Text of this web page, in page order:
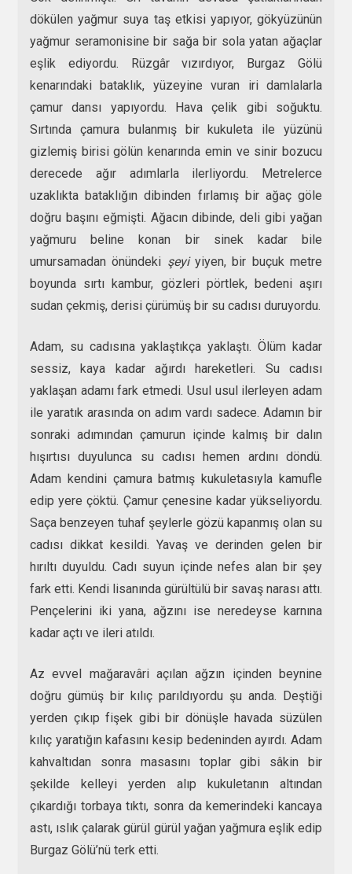
dökülen yağmur suya taş etkisi yapıyor, gökyüzünün
yağmur seramonisine bir sağa bir sola yatan ağaçlar
eşlik ediyordu. Rüzgâr vızırdıyor, Burgaz Gölü
kenarındaki bataklık, yüzeyine vuran iri damlalarla
çamur dansı yapıyordu. Hava çelik gibi soğuktu.
Sırtında çamura bulanmış bir kukuleta ile yüzünü
gizlemiş birisi gölün kenarında emin ve sinir bozucu
derecede ağır adımlarla ilerliyordu. Metrelerce
uzaklıkta bataklığın dibinden fırlamış bir ağaç göle
doğru başını eğmişti. Ağacın dibinde, deli gibi yağan
yağmuru beline konan bir sinek kadar bile
umursamadan önündeki şeyiyiyen, bir buçuk metre
boyunda sırtı kambur, gözleri pörtlek, bedeni aşırı
sudan çekmiş, derisi çürümüş bir su cadısı duruyordu.
Adam, su cadısına yaklaştıkça yaklaştı. Ölüm kadar
sessiz, kaya kadar ağırdı hareketleri. Su cadısı
yaklaşan adamı fark etmedi. Usul usul ilerleyen adam
ile yaratık arasında on adım vardı sadece. Adamın bir
sonraki adımından çamurun içinde kalmış bir dalın
hışırtısı duyulunca su cadısı hemen ardını döndü.
Adam kendini çamura batmış kukuletasıyla kamufle
edip yere çöktü. Çamur çenesine kadar yükseliyordu.
Saça benzeyen tuhaf şeylerle gözü kapanmış olan su
cadısı dikkat kesildi. Yavaş ve derinden gelen bir
hırıltı duyuldu. Cadı suyun içinde nefes alan bir şey
fark etti. Kendi lisanında gürültülü bir savaş narası attı.
Pençelerini iki yana, ağzını ise neredeyse karnına
kadar açtı ve ileri atıldı.
Az evvel mağaravâri açılan ağzın içinden beynine
doğru gümüş bir kılıç parıldıyordu şu anda. Deştiği
yerden çıkıp fişek gibi bir dönüşle havada süzülen
kılıç yaratığın kafasını kesip bedeninden ayırdı. Adam
kahvaltıdan sonra masasını toplar gibi sâkin bir
şekilde kelleyi yerden alıp kukuletanın altından
çıkardığı torbaya tıktı, sonra da kemerindeki kancaya
astı, ıslık çalarak gürül gürül yağan yağmura eşlik edip
Burgaz Gölü’nü terk etti.